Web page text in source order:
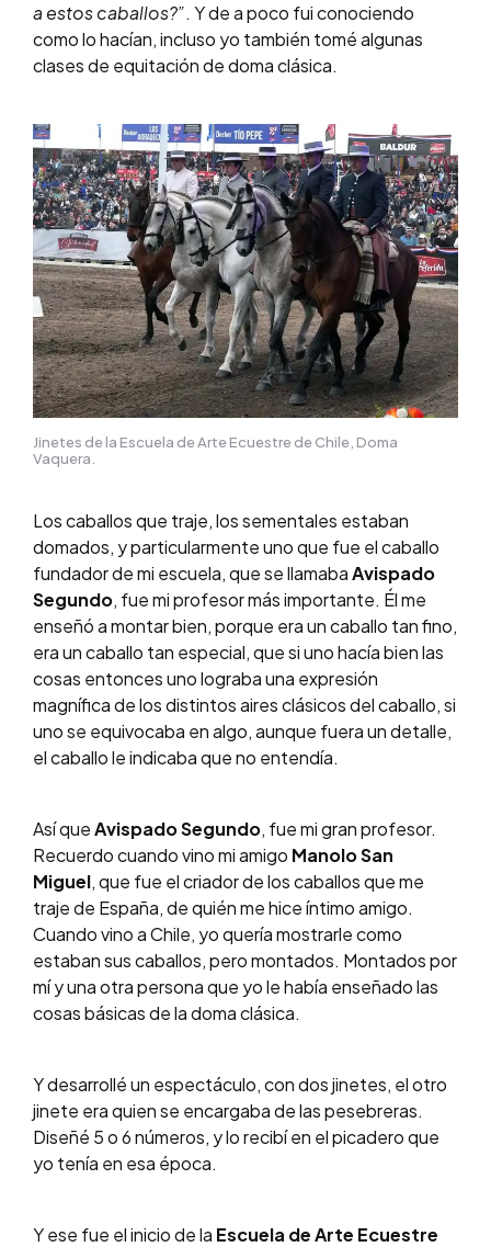
a estos caballos?”. Y de a poco fui conociendo
como lo hacían, incluso yo también tomé algunas
clases de equitación de doma clásica.
Jinetes de la Escuela de Arte Ecuestre de Chile, Doma
Vaquera.
Los caballos que traje, los sementales estaban
domados, y particularmente uno que fue el caballo
fundador de mi escuela, que se llamabaAvispado
Segundo, fue mi profesor más importante. Él me
enseñó a montar bien, porque era un caballo tan fino,
era un caballo tan especial, que si uno hacía bien las
cosas entonces uno lograba una expresión
magnífica de los distintos aires clásicos del caballo, si
uno se equivocaba en algo, aunque fuera un detalle,
el caballo le indicaba que no entendía.
Así queAvispado Segundo, fue mi gran profesor.
Recuerdo cuando vino mi amigo Manolo San
Miguel, que fue el criador de los caballos que me
traje de España, de quién me hice íntimo amigo.
Cuando vino a Chile, yo quería mostrarle como
estaban sus caballos, pero montados. Montados por
mí y una otra persona que yo le había enseñado las
cosas básicas de la doma clásica.
Y desarrollé un espectáculo, con dos jinetes, el otro
jinete era quien se encargaba de las pesebreras.
Diseñé 5 o 6 números, y lo recibí en el picadero que
yo tenía en esa época.
Y ese fue el inicio de la Escuela de Arte Ecuestre